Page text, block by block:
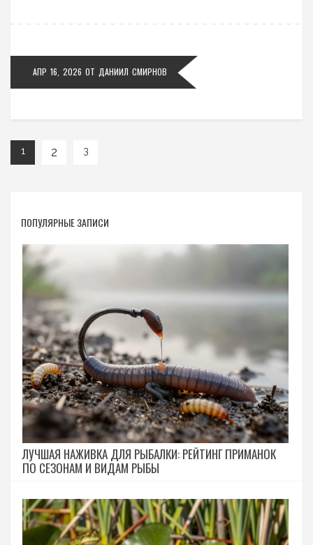
АПР 16, 2026 ОТ ДАНИИЛ СМИРНОВ
1 2 3
ПОПУЛЯРНЫЕ ЗАПИСИ
ЛУЧШАЯ НАЖИВКА ДЛЯ РЫБАЛКИ: РЕЙТИНГ ПРИМАНОК
ПО СЕЗОНАМ И ВИДАМ РЫБЫ